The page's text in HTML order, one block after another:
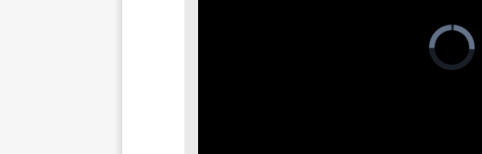
Video
Player
is
loading.